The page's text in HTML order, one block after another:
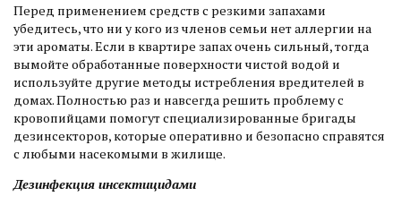
Перед применением средств с резкими запахами
убедитесь, что ни у кого из членов семьи нет аллергии на
эти ароматы. Если в квартире запах очень сильный, тогда
вымойте обработанные поверхности чистой водой и
используйте другие методы истребления вредителей в
домах. Полностью раз и навсегда решить проблему с
кровопийцами помогут специализированные бригады
дезинсекторов, которые оперативно и безопасно справятся
с любыми насекомыми в жилище.
Дезинфекция инсектицидами